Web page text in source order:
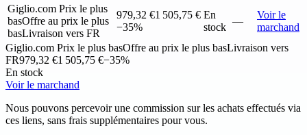
Giglio.com Prix le plus
basOffre au prix le plus
basLivraison vers FR
979,32 €1 505,75 €
−35%
En
stock
—
Voir le
marchand
Giglio.com Prix le plus basOffre au prix le plus basLivraison vers
FR979,32 €1 505,75 €−35%
En stock
Voir le marchand
Nous pouvons percevoir une commission sur les achats effectués via
ces liens, sans frais supplémentaires pour vous.